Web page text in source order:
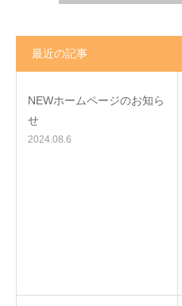
最近の記事
NEWホームページのお知ら
せ
2024.08.6